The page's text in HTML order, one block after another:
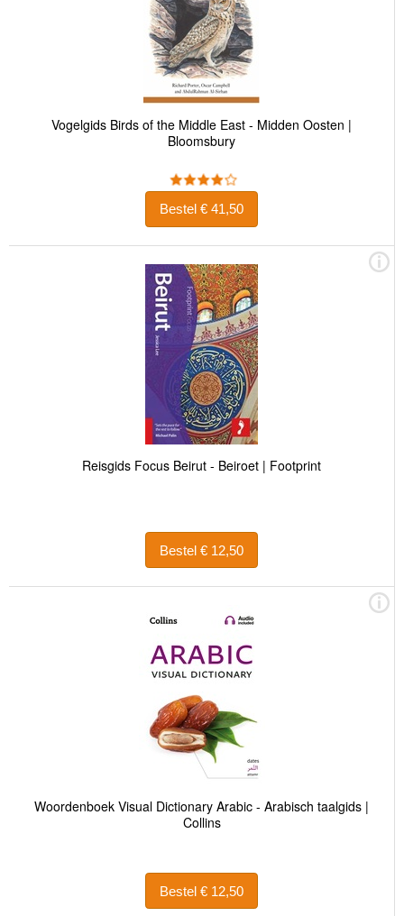
Vogelgids Birds of the Middle East - Midden Oosten |
Bloomsbury
Bestel € 41,50
Reisgids Focus Beirut - Beiroet | Footprint
Bestel € 12,50
Woordenboek Visual Dictionary Arabic - Arabisch taalgids |
Collins
Bestel € 12,50